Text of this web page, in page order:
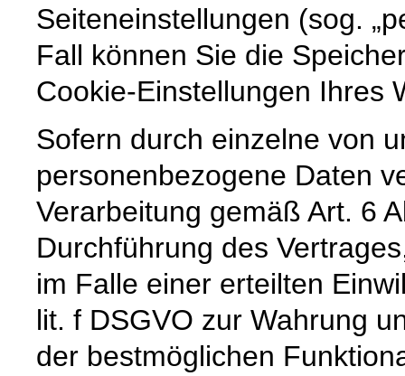
Seiteneinstellungen (sog.
Fall können Sie die
Cookie-Einstellungen Ihres
Sofern durch einzelne von
personenbezogene Daten
Verarbeitung gemäß Art. 6
Durchführung des
im Falle einer erteilten
lit. f DSGVO zur Wahrung
der bestmöglichen